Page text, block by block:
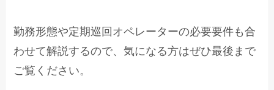
勤務形態や定期巡回オペレーターの必要要件も合
わせて解説するので、気になる方はぜひ最後まで
ご覧ください。